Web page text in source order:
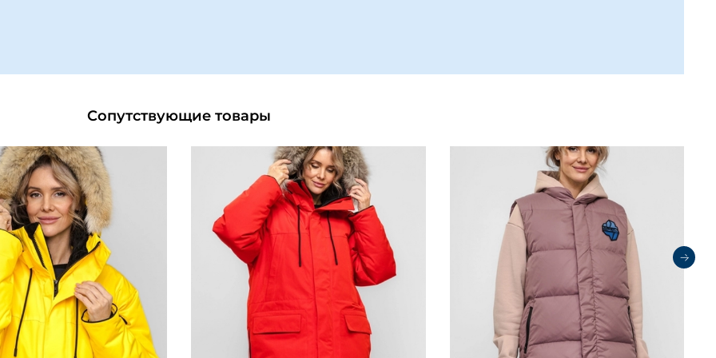
Сопутствующие товары